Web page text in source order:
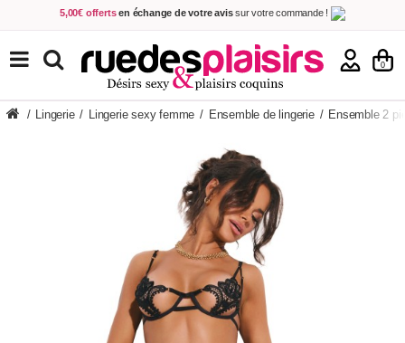
5,00€ offerts en échange de votre avissur votre commande !
Achetez aujourd'hui. Décidez quand payer !
Livraison en 48h
au prix de 2,90 € ! (Offerte dès 69,00€ d'achat)
0
TOUS NOS PRODUITS
/ Lingerie / Lingerie sexy femme / Ensemble de lingerie / Ensemble 2